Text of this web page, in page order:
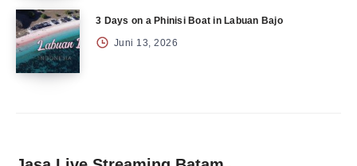
3 Days on a Phinisi Boat in Labuan Bajo
Juni 13, 2026